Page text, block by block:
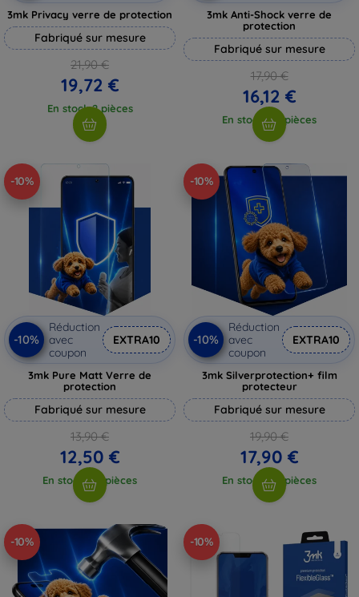
3mk Privacy verre de protection
Fabriqué sur mesure
21,90 €
19,72 €
En stock 2 pièces
3mk Anti-Shock verre de
protection
Fabriqué sur mesure
17,90 €
16,12 €
En stock > 5 pièces
-10%
-10%
Réduction
avec
coupon
EXTRA10
3mk Pure Matt Verre de
protection
Fabriqué sur mesure
13,90 €
12,50 €
En stock > 5 pièces
-10%
-10%
Réduction
avec
coupon
EXTRA10
3mk Silverprotection+ film
protecteur
Fabriqué sur mesure
19,90 €
17,90 €
En stock > 5 pièces
-10% -10%